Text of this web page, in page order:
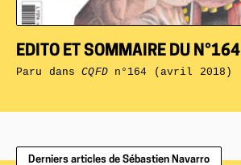
EDITO ET SOMMAIRE DU N°164
Paru dansCQFDn°164 (avril 2018)
Derniers articles de Sébastien Navarro